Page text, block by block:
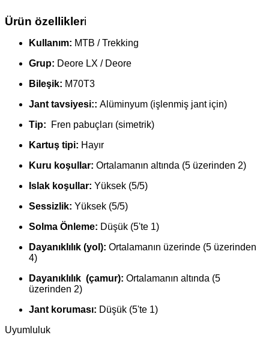
Ürün özellikleri
Kullanım: MTB / Trekking
Grup: Deore LX / Deore
Bileşik: M70T3
Jant tavsiyesi:: Alüminyum (işlenmiş jant için)
Tip:
Fren pabuçları (simetrik)
Kartuş tipi: Hayır
Kuru koşullar: Ortalamanın altında (5 üzerinden 2)
Islak koşullar: Yüksek (5/5)
Sessizlik: Yüksek (5/5)
Solma Önleme: Düşük (5'te 1)
Dayanıklılık (yol): Ortalamanın üzerinde (5 üzerinden
4)
Dayanıklılık (çamur): Ortalamanın altında (5
üzerinden 2)
Jant koruması: Düşük (5'te 1)
Uyumluluk